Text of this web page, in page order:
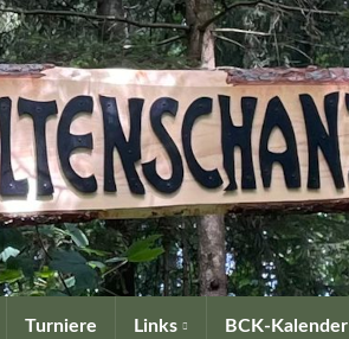
Turniere Links BCK-Kalender